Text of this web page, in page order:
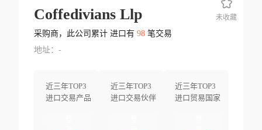
Coffedivians Llp
采购商，此公司累计 进口有 98笔交易
地址：-
近三年TOP3
进口交易产品
近三年TOP3
进口交易伙伴
近三年TOP3
进口贸易国家
未收藏